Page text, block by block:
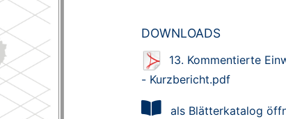
DOWNLOADS
13. Kommentierte
- Kurzbericht.pdf
als Blätterkatalog